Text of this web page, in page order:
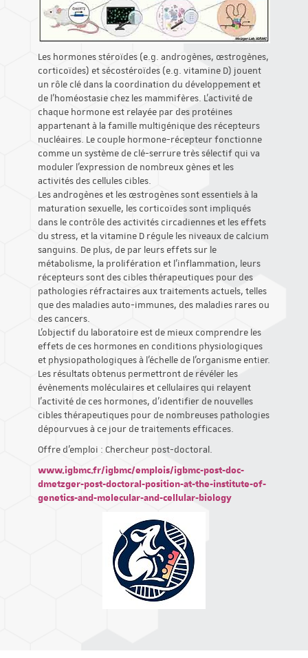
Les hormones stéroïdes (e.g. androgènes, œstrogènes,
corticoïdes) et sécostéroïdes (e.g. vitamine D) jouent
un rôle clé dans la coordination du développement et
de l’homéostasie chez les mammifères. L’activité de
chaque hormone est relayée par des protéines
appartenant à la famille multigénique des récepteurs
nucléaires. Le couple hormone-récepteur fonctionne
comme un système de clé-serrure très sélectif qui va
moduler l’expression de nombreux gènes et les
activités des cellules cibles.
Les androgènes et les œstrogènes sont essentiels à la
maturation sexuelle, les corticoïdes sont impliqués
dans le contrôle des activités circadiennes et les effets
du stress, et la vitamine D régule les niveaux de calcium
sanguins. De plus, de par leurs effets sur le
métabolisme, la prolifération et l’inflammation, leurs
récepteurs sont des cibles thérapeutiques pour des
pathologies réfractaires aux traitements actuels, telles
que des maladies auto-immunes, des maladies rares ou
des cancers.
L’objectif du laboratoire est de mieux comprendre les
effets de ces hormones en conditions physiologiques
et physiopathologiques à l’échelle de l’organisme entier.
Les résultats obtenus permettront de révéler les
évènements moléculaires et cellulaires qui relayent
l’activité de ces hormones, d’identifier de nouvelles
cibles thérapeutiques pour de nombreuses pathologies
dépourvues à ce jour de traitements efficaces.
Offre d'emploi : Chercheur post-doctoral.
www.igbmc.fr/igbmc/emplois/igbmc-post-doc-
dmetzger-post-doctoral-position-at-the-institute-of-
genetics-and-molecular-and-cellular-biology